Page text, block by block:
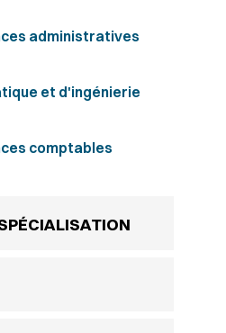
administratives
et d'ingénierie
comptables